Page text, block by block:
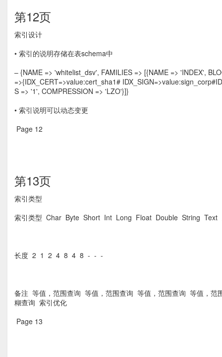
第12页
索引设计 
• 索引的说明存储在表schema中
– {NAME => 'whitelist_dsv', FAMILIES => [{NAME => 'INDEX',
=>{IDX_CERT=>value:cert_sha1#
S => '1', COMPRESSION => 'LZO'}]}
• 索引说明可以动态变更
Page 12
第13页
索引类型 
索引类型  Char  Byte  Short  Int  Long  Float  Double  String  Text
长度  2  1  2  4  8  4  8  -  -  - 
备注  等值，范围查询  等值，范围查询  等值，范围查询  等值，
糊查询  索引优化 
Page 13